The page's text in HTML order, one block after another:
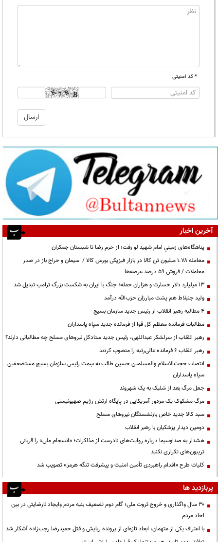
* کد امنیتی
آخرین اخبار
پناهگاه‌های زمینیِ امام شهید لو رفت؛ از حرم رضا تا شبستان جمکران
معامله ۱.۷۸ میلیون تن کالا در بازار فیزیکی بورس کالا / سیمان و حراج باز در صدر
معاملات / فروش ۵۹ درصد عرضه‌ها
۱۳ میلیارد دلار خسارت و هزاران حمله؛ جنگ با ایران به شکست بزرگ ترامپ تبدیل شد
ولید جنبلاط هم پشت مبارزان حزب‌الله درآمد
۴ مطالبه رهبر انقلاب از رئیس جدید سازمان بسیج
مطالبات فرمانده معظم کل قوا از فرمانده جدید سپاه پاسداران
رهبر انقلاب از سرلشکر عبداللهی، رئیس جدید ستادکل نیروهای مسلح چه مطالباتی دارند؟
رهبر انقلاب ۶ فرمانده عالی‌رتبه را منصوب کردند
انتصاب حجت‌الاسلام ‌والمسلمین حسین طائب به سِمت رئیس سازمان بسیج مستضعفین
سپاه پاسداران
جعل مرگ بعد از شلیک به یک شهروند
مرگ مشکوک یک مزدور آمریکایی در پایگاه ارتش رژیم صهیونیستی
سبد کالا جدید خاص بازنشستگان نیروهای مسلح
دومین دیدار پزشکیان با رهبر انقلاب
هشدار به صداوسیما درباره روایت‌های نادرست از مذاکرات؛ «انسجام ملی» را قربانی
تریبون‌های تکراری نکنید
کلیات طرح «اقدام راهبردی تأمین امنیت و پیشرفت تنگه هرمز» تصویب شد
پربازدید ها
۳۰ سال واگذاری و خروج ثروت ملی؛ گام دوم تضعیف بنیه مردم وایجاد نارضایتی در بین
احاد مردم
با اعتراف یکی از متهمان، ابعاد تازه‌ای از پرونده ربایش و قتل حمیدرضا رجب‌زاده آشکار شد